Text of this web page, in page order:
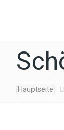
Hauptseite